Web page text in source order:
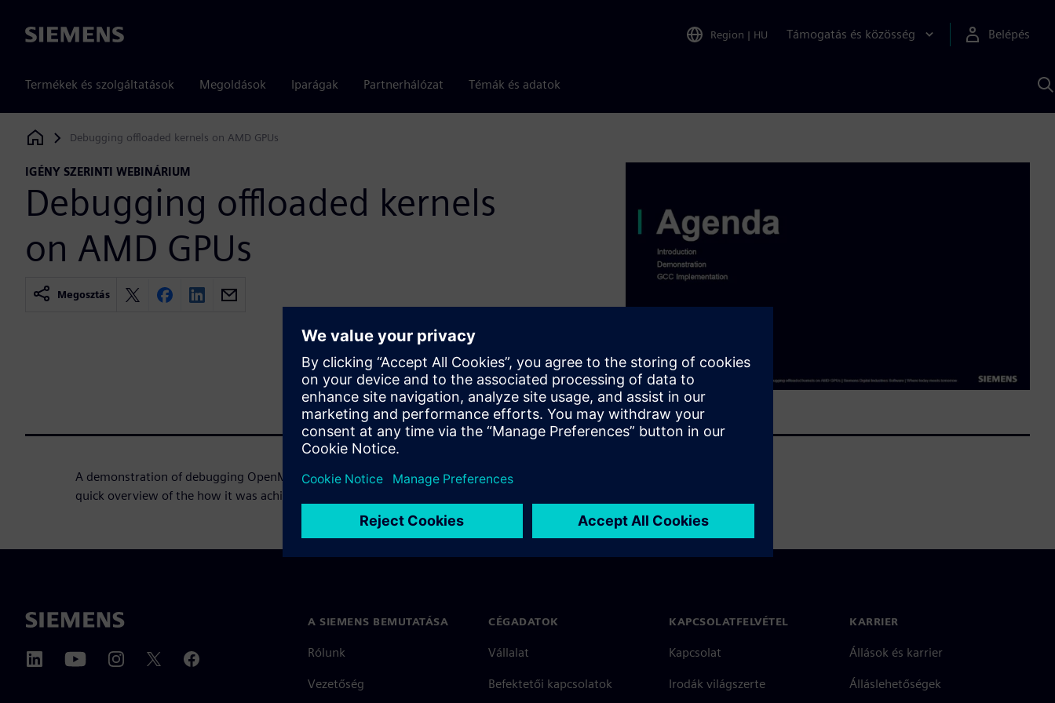
Siemens Region | HU Támogatás és közösség Belépés
Termékek és szolgáltatások Megoldások Iparágak Partnerhálózat Témák és adatok
Siemens Digital Industries Software
Debugging offloaded kernels on AMD GPUs
IGÉNY SZERINTI WEBINÁRIUM
Debugging offloaded kernels
on AMD GPUs
Megosztás
A demonstration of debugging OpenMP/OpenACC kernels using GDB, and a
quick overview of the how it was achieved and what still needs to be done.
A SIEMENS BEMUTATÁSA
Rólunk
Vezetőség
CÉGADATOK
Vállalat
Befektetői kapcsolatok
KAPCSOLATFELVÉTEL
Kapcsolat
Irodák világszerte
KARRIER
Állások és karrier
Álláslehetőségek